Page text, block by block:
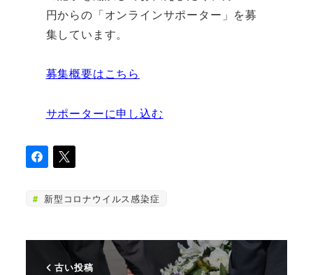
円からの「オンラインサポーター」を募
集しています。
募集概要はこちら
サポーターに申し込む
新型コロナウイルス感染症
古い投稿